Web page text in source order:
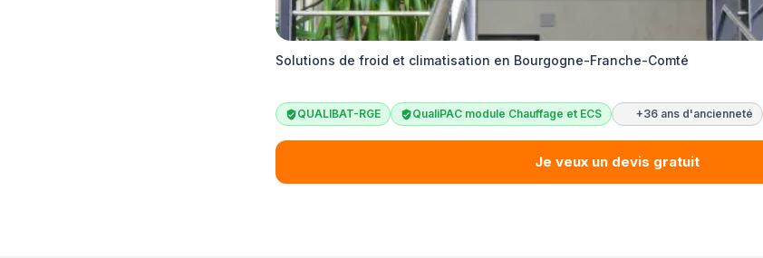
Solutions de froid et climatisation en Bourgogne-Franche-Comté
QUALIBAT-RGE QualiPAC module Chauffage et ECS +36 ans d'ancienneté
Je veux un devis gratuit